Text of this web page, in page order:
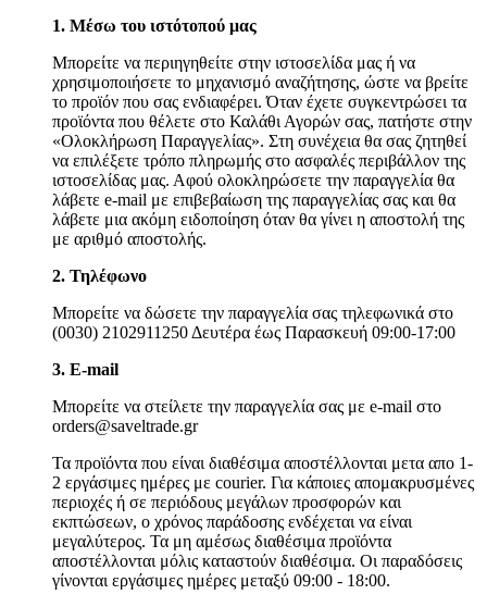
1. Μέσω του ιστότοπού μας
Μπορείτε να περιηγηθείτε στην ιστοσελίδα μας ή να
χρησιμοποιήσετε το μηχανισμό αναζήτησης, ώστε να βρείτε
το προϊόν που σας ενδιαφέρει. Όταν έχετε συγκεντρώσει τα
προϊόντα που θέλετε στο Καλάθι Αγορών σας, πατήστε στην
«Ολοκλήρωση Παραγγελίας». Στη συνέχεια θα σας ζητηθεί
να επιλέξετε τρόπο πληρωμής στο ασφαλές περιβάλλον της
ιστοσελίδας μας. Αφού ολοκληρώσετε την παραγγελία θα
λάβετε e-mail με επιβεβαίωση της παραγγελίας σας και θα
λάβετε μια ακόμη ειδοποίηση όταν θα γίνει η αποστολή της
με αριθμό αποστολής.
2. Τηλέφωνο
Μπορείτε να δώσετε την παραγγελία σας τηλεφωνικά στο
(0030) 2102911250 Δευτέρα έως Παρασκευή 09:00-17:00
3. Ε-mail
Μπορείτε να στείλετε την παραγγελία σας με e-mail στο
orders@saveltrade.gr
Τα προϊόντα που είναι διαθέσιμα αποστέλλονται μετα απο 1-
2 εργάσιμες ημέρες με courier. Για κάποιες απομακρυσμένες
περιοχές ή σε περιόδους μεγάλων προσφορών και
εκπτώσεων, ο χρόνος παράδοσης ενδέχεται να είναι
μεγαλύτερος. Τα μη αμέσως διαθέσιμα προϊόντα
αποστέλλονται μόλις καταστούν διαθέσιμα. Οι παραδόσεις
γίνονται εργάσιμες ημέρες μεταξύ 09:00 - 18:00.